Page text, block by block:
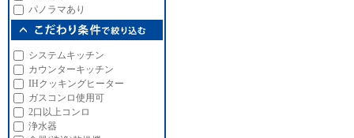
パノラマあり
システムキッチン
カウンターキッチン
IHクッキングヒーター
ガスコンロ使用可
2口以上コンロ
浄水器